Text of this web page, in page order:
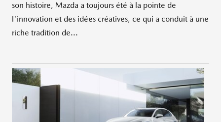
son histoire, Mazda a toujours été à la pointe de
l'innovation et des idées créatives, ce qui a conduit à une
riche tradition de...